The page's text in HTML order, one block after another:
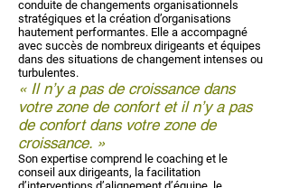
conduite de changements organisationnels
stratégiques et la création d’organisations
hautement performantes. Elle a accompagné
avec succès de nombreux dirigeants et équipes
dans des situations de changement intenses ou
turbulentes.
« Il n’y a pas de croissance dans
votre zone de confort et il n’y a pas
de confort dans votre zone de
croissance. »
Son expertise comprend le coaching et le
conseil aux dirigeants, la facilitation